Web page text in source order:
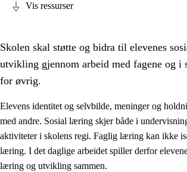
2. Prinsipper for læring, utvikling og
Vis ressurser
Skolen skal støtte og bidra til elevenes
utvikling gjennom arbeid med fagene og i
for øvrig.
Elevens identitet og selvbilde, meninger og
med andre. Sosial læring skjer både i
aktiviteter i skolens regi. Faglig læring kan ikke
læring. I det daglige arbeidet spiller derfor
læring og utvikling sammen.